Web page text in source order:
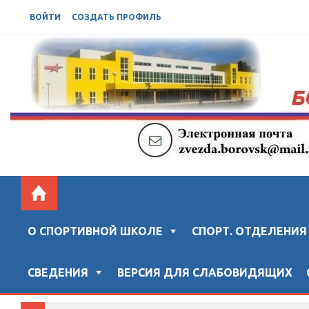
ВОЙТИ СОЗДАТЬ ПРОФИЛЬ
БОРОВСКАЯ СШ "ЗВЕЗДА"
Официальный сайт "Боровской спортивной школы
О СПОРТИВНОЙ ШКОЛЕ СПОРТ. ОТДЕЛЕНИЯ
СВЕДЕНИЯ ВЕРСИЯ ДЛЯ СЛАБОВИДЯЩИХ